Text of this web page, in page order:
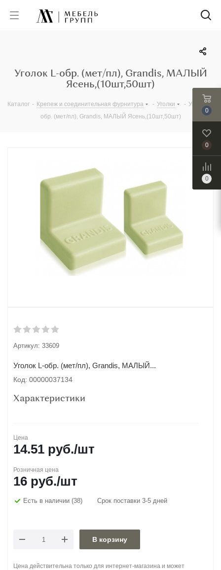
Уголок L-обр. (мет/пл), Grandis, МАЛЫЙ
Ясень,(10шт,50шт)
Каталог - Крепеж и соединительная фурнитура - Уголки - Уголок L-
обр. (мет/пл), Grandis, МАЛЫЙ Ясень,(10шт,50шт)
Артикул: 33609
Уголок L-обр. (мет/пл), Grandis, МАЛЫЙ...
Код: 00000037134
Характеристики
Цена
14.51 руб./шт
Розничная цена
16 руб./шт
Есть в наличии (38) Срок поставки 3-5 дней
В корзину
Цена действительна только для интернет-магазина и может
0
0
0